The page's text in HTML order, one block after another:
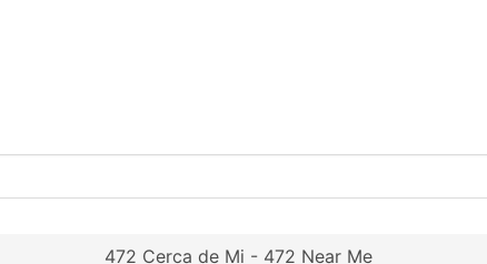
472 Cerca de Mi - 472 Near Me